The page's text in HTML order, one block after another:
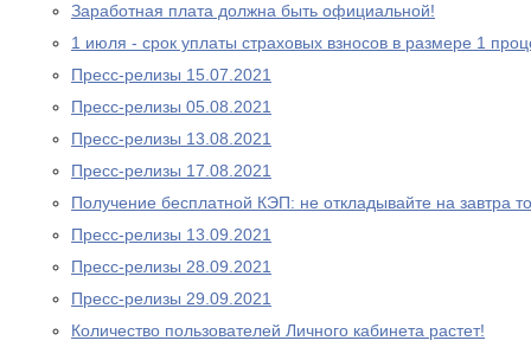
Заработная плата должна быть официальной!
1 июля - срок уплаты страховых взносов в размере 1
Пресс-релизы 15.07.2021
Пресс-релизы 05.08.2021
Пресс-релизы 13.08.2021
Пресс-релизы 17.08.2021
Получение бесплатной КЭП: не откладывайте на завтра
Пресс-релизы 13.09.2021
Пресс-релизы 28.09.2021
Пресс-релизы 29.09.2021
Количество пользователей Личного кабинета растет!